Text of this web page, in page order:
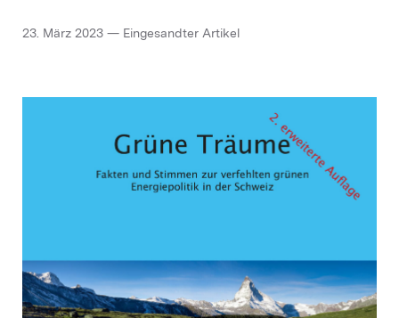
23. März 2023 — Eingesandter Artikel